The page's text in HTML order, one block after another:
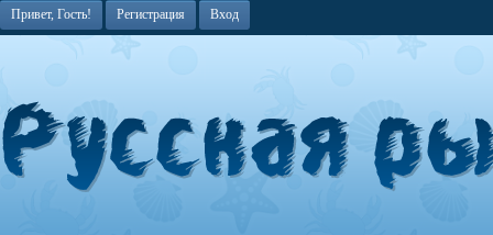
Привет, Гость! Регистрация Вход